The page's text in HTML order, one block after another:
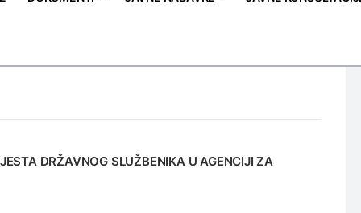
DRŽAVNOG SLUŽBENIKA U AGENCIJI ZA